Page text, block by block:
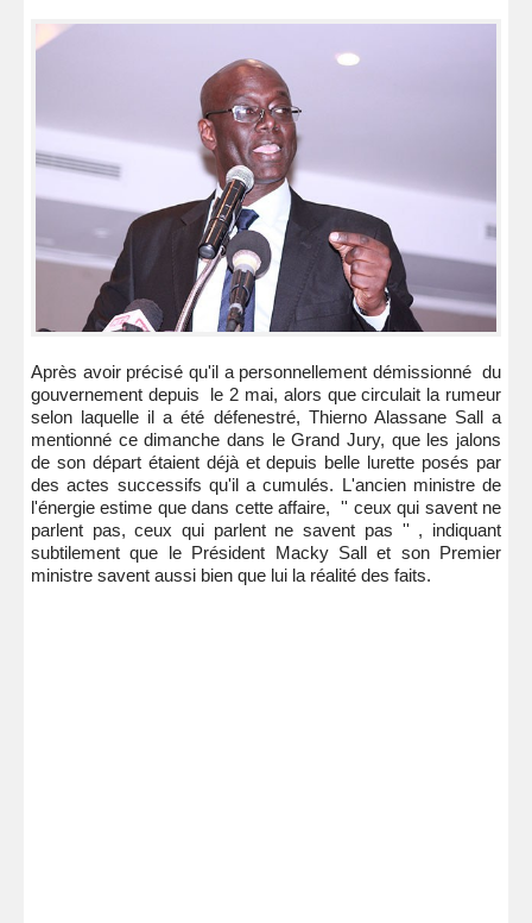
Après avoir précisé qu'il a personnellement démissionné du
gouvernement depuis le 2 mai, alors que circulait la rumeur
selon laquelle il a été défenestré, Thierno Alassane Sall a
mentionné ce dimanche dans le Grand Jury, que les jalons
de son départ étaient déjà et depuis belle lurette posés par
des actes successifs qu'il a cumulés. L'ancien ministre de
l'énergie estime que dans cette affaire, '' ceux qui savent ne
parlent pas, ceux qui parlent ne savent pas '' , indiquant
subtilement que le Président Macky Sall et son Premier
ministre savent aussi bien que lui la réalité des faits.